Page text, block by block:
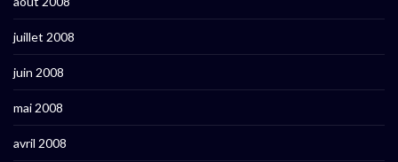
juillet 2008
juin 2008
mai 2008
avril 2008